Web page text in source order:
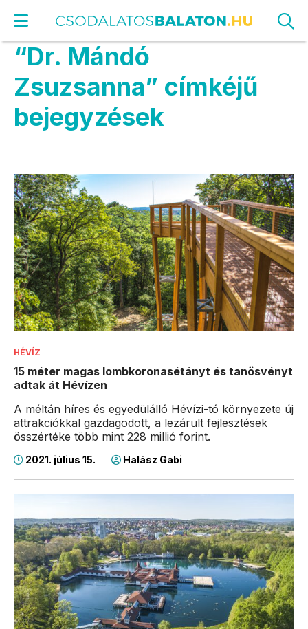
“Dr. Mándó
Zsuzsanna” címkéjű
bejegyzések
HÉVÍZ
15 méter magas lombkoronasétányt és tanösvényt
adtak át Hévízen
A méltán híres és egyedülálló Hévízi-tó környezete új
attrakciókkal gazdagodott, a lezárult fejlesztések
összértéke több mint 228 millió forint.
2021. július 15. Halász Gabi